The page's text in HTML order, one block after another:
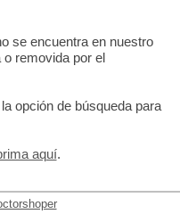
se encuentra en nuestro
removida por el
opción de búsqueda para
aquí.